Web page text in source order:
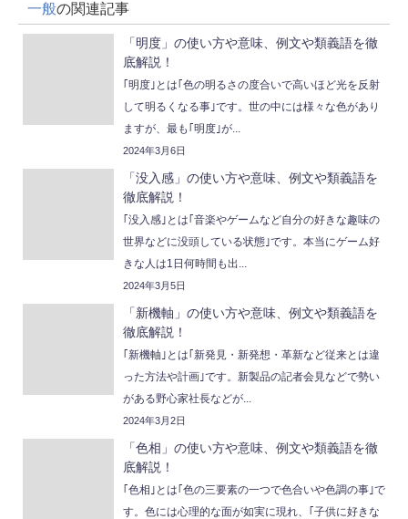
一般の関連記事
「明度」の使い方や意味、例文や類義語を徹
底解説！
｢明度｣とは｢色の明るさの度合いで高いほど光を反射
して明るくなる事｣です。世の中には様々な色があり
ますが、最も｢明度｣が...
2024年3月6日
「没入感」の使い方や意味、例文や類義語を
徹底解説！
｢没入感｣とは｢音楽やゲームなど自分の好きな趣味の
世界などに没頭している状態｣です。本当にゲーム好
きな人は1日何時間も出...
2024年3月5日
「新機軸」の使い方や意味、例文や類義語を
徹底解説！
｢新機軸｣とは｢新発見・新発想・革新など従来とは違
った方法や計画｣です。新製品の記者会見などで勢い
がある野心家社長などが...
2024年3月2日
「色相」の使い方や意味、例文や類義語を徹
底解説！
｢色相｣とは｢色の三要素の一つで色合いや色調の事｣で
す。色には心理的な面が如実に現れ、｢子供に好きな